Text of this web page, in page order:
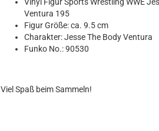
MARVEL
Movie
STAR WARS
Ventura 195
Figur Größe: ca. 9.5 cm
Charakter: Jesse The Body Ventura
Funko No.: 90530
Viel Spaß beim Sammeln!